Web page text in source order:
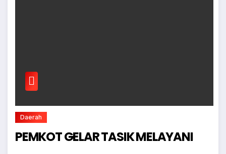
Daerah
PEMKOT GELAR TASIK MELAYANI